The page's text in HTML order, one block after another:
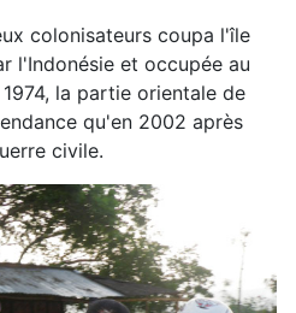
colonisateurs coupa l'île
l'Indonésie et occupée au
la partie orientale de
qu'en 2002 après
civile.